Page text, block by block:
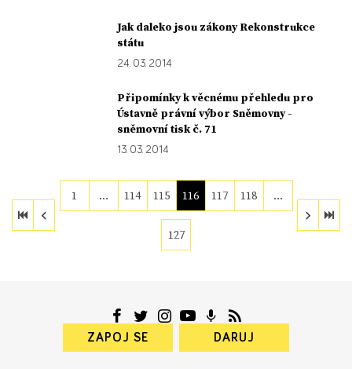
Jak daleko jsou zákony Rekonstrukce
státu
24. 03. 2014
Připomínky k věcnému přehledu pro
Ústavně právní výbor Sněmovny -
sněmovní tisk č. 71
13. 03. 2014
1 … 114 115 116 117 118 …
127
ZAPOJ SE DARUJ